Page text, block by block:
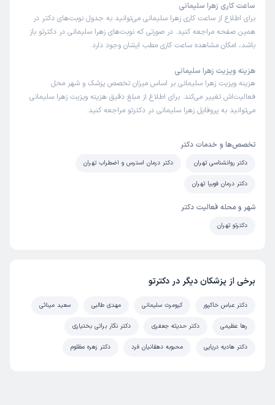
ساعت کاری زهرا سلیمانی
برای اطلاع از ساعت کاری زهرا سلیمانی می‌توانید به جدول نوبت‌های دکتر در
همین صفحه مراجعه کنید. در صورتی که نوبت‌های زهرا سلیمانی در دکترتو باز
باشد، امکان مشاهده ساعت کاری مطب ایشان وجود دارد.
هزینه ویزیت زهرا سلیمانی
هزینه ویزیت زهرا سلیمانی بر اساس میزان تخصص پزشک و شهر محل
فعالیت‌اش تغییر می‌کند. برای اطلاع از مبلغ دقیق هزینه ویزیت زهرا سلیمانی
می‌توانید به پروفایل زهرا سلیمانی در دکترتو مراجعه کنید.
تخصص‌ها و خدمات دکتر
دکتر روانشناسی تهران دکتر درمان استرس و اضطراب تهران
دکتر درمان فوبیا تهران
شهر و محله فعالیت دکتر
دکترتو تهران
برخی از پزشکان دیگر در دکترتو
دکتر عباس خاکپور کیومرث سلیمانی مهدی طالبی سعید مینائی
رها عظیمی دکتر حدیثه جعفری دکتر نگار براتی بختیاری
دکتر هادیه دریایی محبوبه دهقانیان فرد دکتر زهره مظلوم